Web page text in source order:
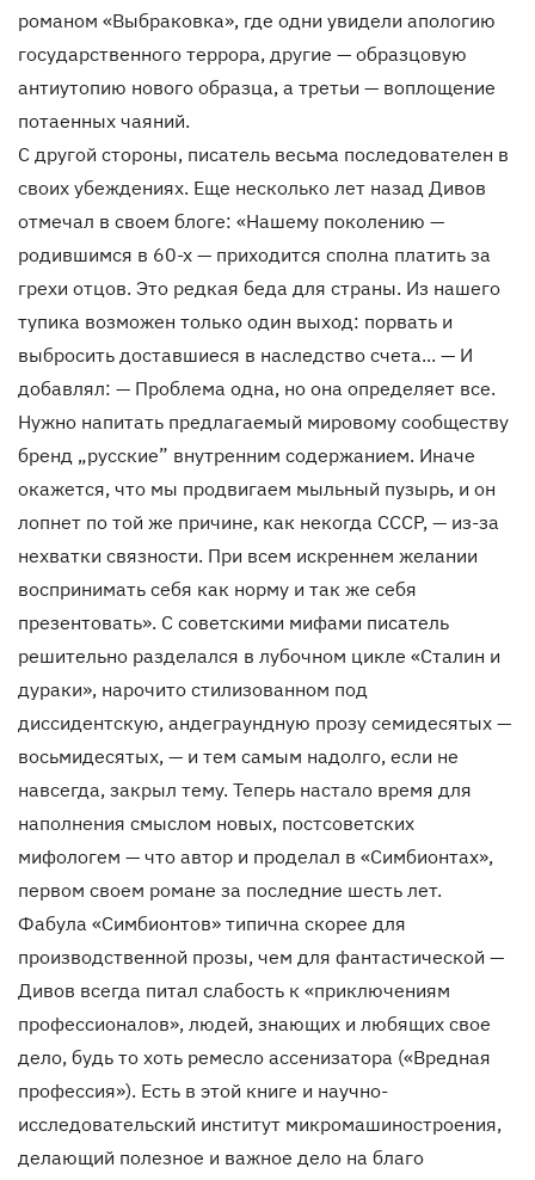
романом «Выбраковка», где одни увидели апологию
государственного террора, другие — образцовую
антиутопию нового образца, а третьи — воплощение
потаенных чаяний.
С другой стороны, писатель весьма последователен в
своих убеждениях. Еще несколько лет назад Дивов
отмечал в своем блоге: «Нашему поколению —
родившимся в 60-х — приходится сполна платить за
грехи отцов. Это редкая беда для страны. Из нашего
тупика возможен только один выход: порвать и
выбросить доставшиеся в наследство счета... — И
добавлял: — Проблема одна, но она определяет все.
Нужно напитать предлагаемый мировому сообществу
бренд „русские” внутренним содержанием. Иначе
окажется, что мы продвигаем мыльный пузырь, и он
лопнет по той же причине, как некогда СССР, — из-за
нехватки связности. При всем искреннем желании
воспринимать себя как норму и так же себя
презентовать». С советскими мифами писатель
решительно разделался в лубочном цикле «Сталин и
дураки», нарочито стилизованном под
диссидентскую, андеграундную прозу семидесятых —
восьмидесятых, — и тем самым надолго, если не
навсегда, закрыл тему. Теперь настало время для
наполнения смыслом новых, постсоветских
мифологем — что автор и проделал в «Симбионтах»,
первом своем романе за последние шесть лет.
Фабула «Симбионтов» типична скорее для
производственной прозы, чем для фантастической —
Дивов всегда питал слабость к «приключениям
профессионалов», людей, знающих и любящих свое
дело, будь то хоть ремесло ассенизатора («Вредная
профессия»). Есть в этой книге и научно-
исследовательский институт микромашиностроения,
делающий полезное и важное дело на благо